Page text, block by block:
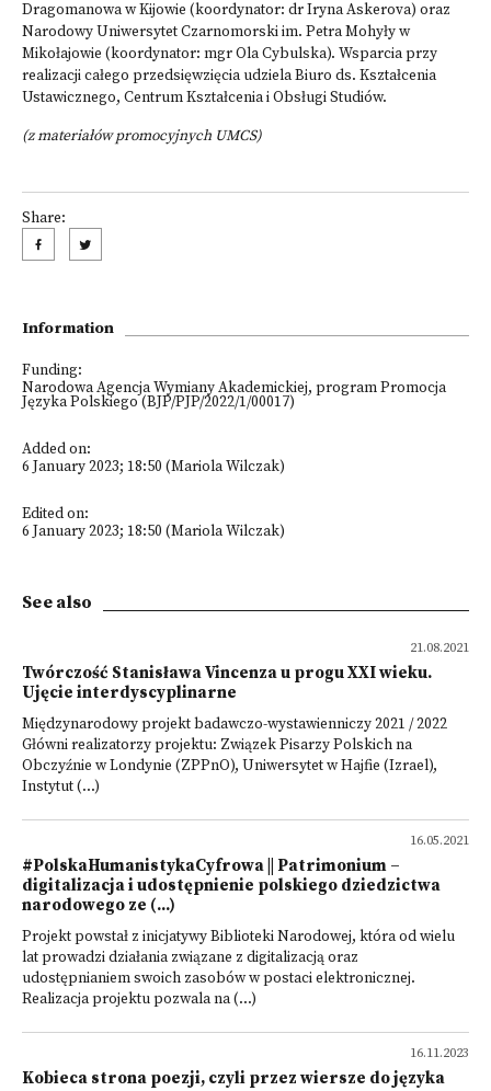
Dragomanowa w Kijowie (koordynator: dr Iryna Askerova) oraz
Narodowy Uniwersytet Czarnomorski im. Petra Mohyły w
Mikołajowie (koordynator: mgr Ola Cybulska). Wsparcia przy
realizacji całego przedsięwzięcia udziela Biuro ds. Kształcenia
Ustawicznego, Centrum Kształcenia i Obsługi Studiów.
(z materiałów promocyjnych UMCS)
Share:
Information
Funding:
Narodowa Agencja Wymiany Akademickiej, program Promocja
Języka Polskiego (BJP/PJP/2022/1/00017)
Added on:
6 January 2023; 18:50 (Mariola Wilczak)
Edited on:
6 January 2023; 18:50 (Mariola Wilczak)
See also
21.08.2021
Twórczość Stanisława Vincenza u progu XXI wieku.
Ujęcie interdyscyplinarne
Międzynarodowy projekt badawczo-wystawienniczy 2021 / 2022
Główni realizatorzy projektu: Związek Pisarzy Polskich na
Obczyźnie w Londynie (ZPPnO), Uniwersytet w Hajfie (Izrael),
Instytut (...)
16.05.2021
#PolskaHumanistykaCyfrowa || Patrimonium –
digitalizacja i udostępnienie polskiego dziedzictwa
narodowego ze (...)
Projekt powstał z inicjatywy Biblioteki Narodowej, która od wielu
lat prowadzi działania związane z digitalizacją oraz
udostępnianiem swoich zasobów w postaci elektronicznej.
Realizacja projektu pozwala na (...)
16.11.2023
Kobieca strona poezji, czyli przez wiersze do języka